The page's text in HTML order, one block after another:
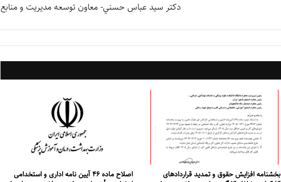
دكتر سيد عباس حسني- معاون توسعه مديريت و منابع
بخشنامه افزایش حقوق و تمدید قراردادهای
اصلاح ماده ۴۶ آیین نامه اداری و استخدامی